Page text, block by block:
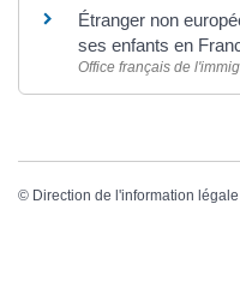
Étranger non
ses enfants en
Office français de
© Direction de l'information